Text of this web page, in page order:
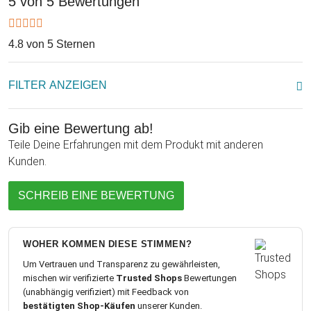
dazugehörige Textfeld ein und schon wird das Müsli
Verschenken für echte Müsli-Fanatiker am Frühstückstisch!
Passend zum Inhalt ziert zusätzlich ein Ährenmotiv sowie der
Schriftzug "Mega Müsli Mix" das Glas. Ob zur
Hingucker einer jeden Vorratskammer!
4.8 von 5 Sternen
FILTER ANZEIGEN
Gib eine Bewertung ab!
Teile Deine Erfahrungen mit dem Produkt mit anderen
Kunden.
SCHREIB EINE BEWERTUNG
WOHER KOMMEN DIESE STIMMEN?
Um Vertrauen und Transparenz zu gewährleisten,
mischen wir verifizierte Trusted Shops Bewertungen
(unabhängig verifiziert) mit Feedback von
bestätigten Shop-Käufen unserer Kunden.